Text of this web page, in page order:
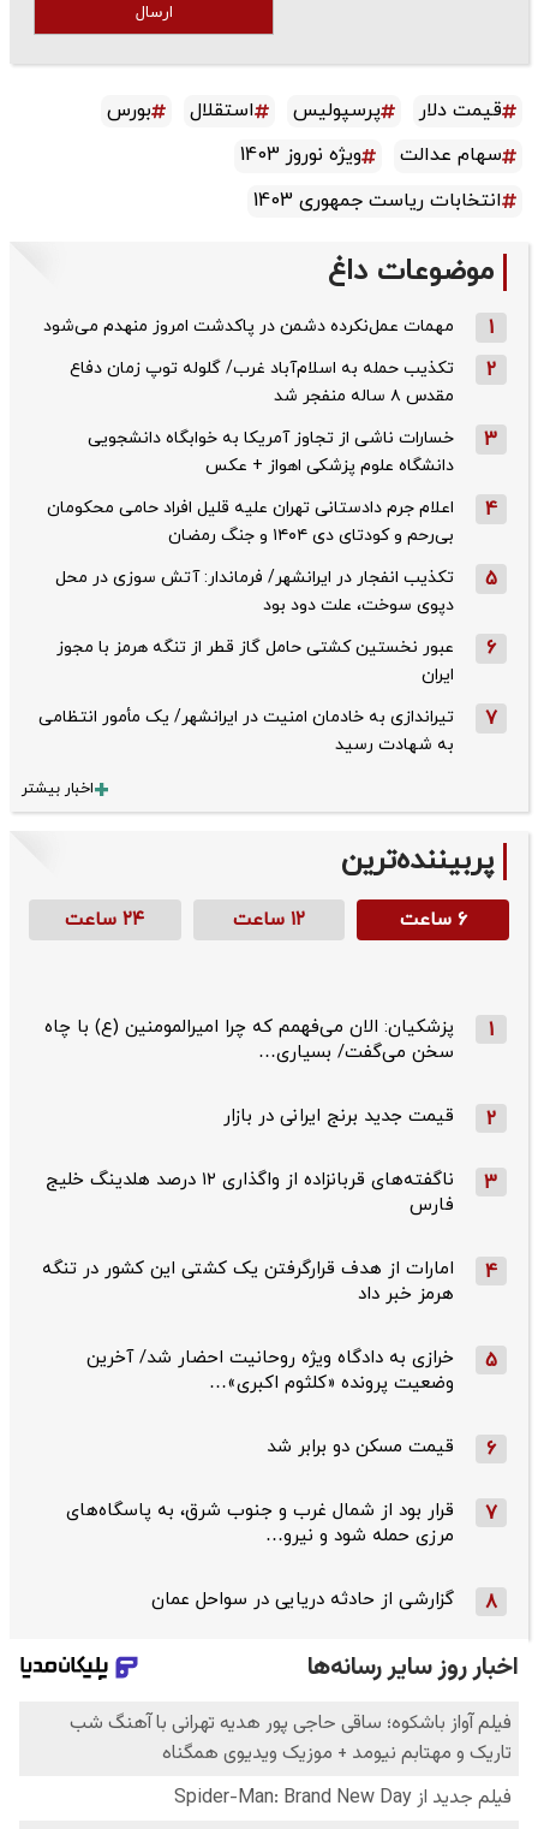
ارسال
قیمت دلار پرسپولیس استقلال
بورس
سهام عدالت
ویژه نوروز 1403
انتخابات ریاست جمهوری 1403
موضوعات داغ
1 مهمات عمل‌نکرده دشمن در پاکدشت امروز منهدم می‌شود
2
تکذیب حمله به اسلام‌آباد غرب/ گلوله توپ زمان دفاع
مقدس ۸ ساله منفجر شد
3
خسارات ناشی از تجاوز آمریکا به خوابگاه دانشجویی
دانشگاه علوم پزشکی اهواز + عکس
4
اعلام جرم دادستانی تهران علیه قلیل افراد حامی محکومان
بی‌رحم و کودتای دی‌ ۱۴۰۴ و جنگ رمضان
5
تکذیب ‌انفجار در ایرانشهر/ فرماندار: آتش سوزی در محل
دپوی سوخت، علت دود بود
6
عبور نخستین کشتی حامل گاز قطر از تنگه هرمز با مجوز
ایران
7
تیراندازی به خادمان امنیت در ایرانشهر/ یک مأمور انتظامی
به شهادت رسید
اخبار بیشتر
پربیننده‌ترین
۶ ساعت ۱۲ ساعت ۲۴ ساعت
1
پزشکیان: الان می‌فهمم که چرا امیرالمومنین (ع) با چاه
سخن می‌گفت/ بسیاری…
2 قیمت جدید برنج ایرانی در بازار
3
ناگفته‌های قربانزاده از واگذاری ۱۲ درصد هلدینگ خلیج
فارس
4
امارات از هدف قرارگرفتن یک کشتی این کشور در تنگه
هرمز خبر داد
5
خرازی به دادگاه ویژه روحانیت احضار شد/ آخرین
وضعیت پرونده «کلثوم اکبری»…
6 قیمت مسکن دو برابر شد
7
قرار بود از شمال ‌غرب و جنوب‌ شرق، به پاسگاه‌های
مرزی حمله شود و نیرو…
8 گزارشی از حادثه دریایی در سواحل عمان